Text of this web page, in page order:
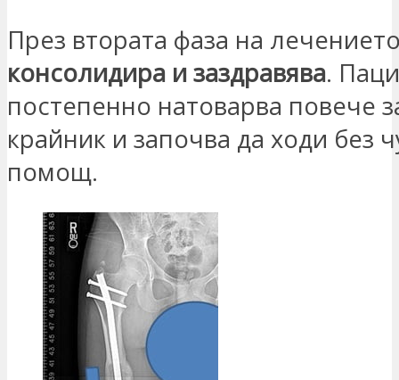
През втората фаза на
консолидира и заздравява.
постепенно натоварва повече
крайник и започва да ходи без
помощ.